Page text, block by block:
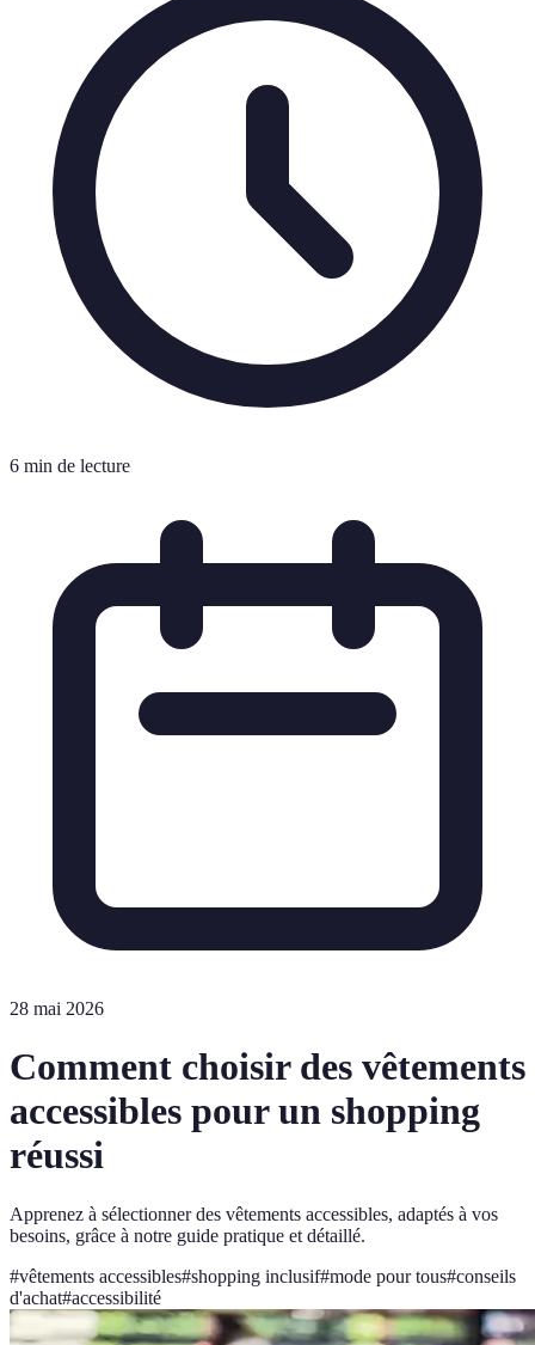
6 min de lecture
28 mai 2026
Comment choisir des vêtements
accessibles pour un shopping
réussi
Apprenez à sélectionner des vêtements accessibles, adaptés à vos
besoins, grâce à notre guide pratique et détaillé.
#vêtements accessibles#shopping inclusif#mode pour tous#conseils
d'achat#accessibilité